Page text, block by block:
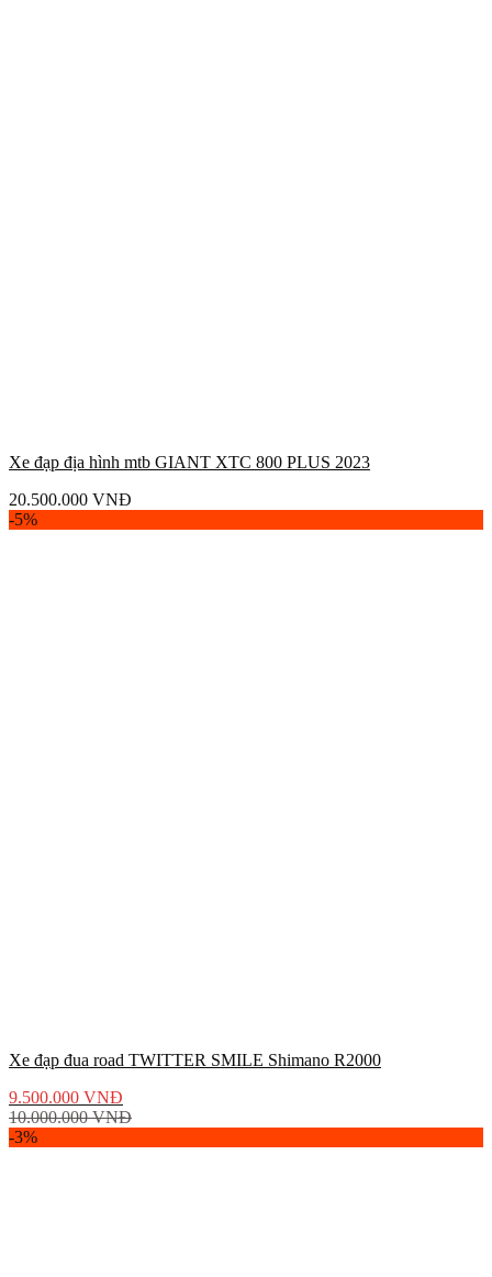
Xe đạp địa hình mtb GIANT XTC 800 PLUS 2023
20.500.000 VNĐ
-5%
Xe đạp đua road TWITTER SMILE Shimano R2000
9.500.000 VNĐ
10.000.000VNĐ
-3%